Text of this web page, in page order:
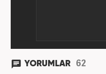
YORUMLAR 62